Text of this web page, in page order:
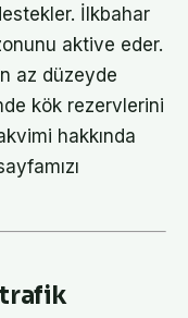
İlkbahar
aktive eder.
az düzeyde
kök rezervlerini
hakkında
trafik